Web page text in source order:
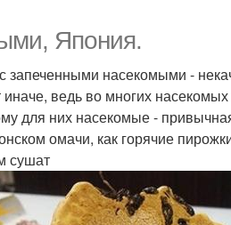
Япония.
запеченными насекомыми -
иначе, ведь во многих
для них насекомые -
омачи, как горячие
сушат